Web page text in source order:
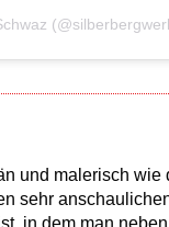
und malerisch wie
sehr